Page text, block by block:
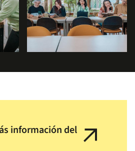
información del arrow_outward